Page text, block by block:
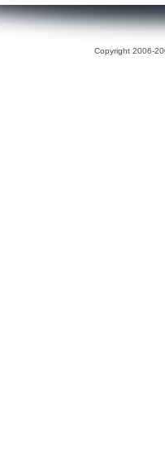
Copyright 2006-